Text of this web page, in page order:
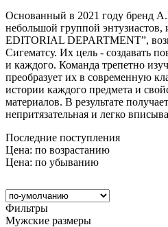
Основанный в 2021 году бренд
небольшой группой
EDITORIAL DEPARTMENT”,
Сигематсу. Их цель - создавать
и каждого. Команда трепетно
преобразует их в современную
истории каждого предмета и
материалов. В результате
непритязательная и легко
Последние поступления
Цена: по возрастанию
Цена: по убыванию
Фильтры
Мужские размеры